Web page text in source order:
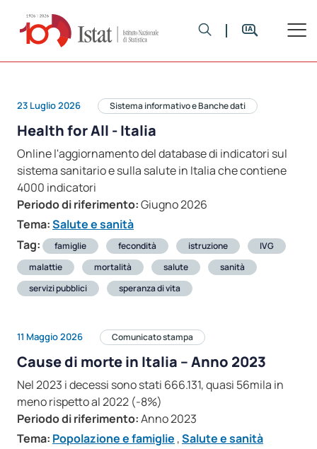
23 Luglio 2026 Sistema informativo e Banche dati
Health for All - Italia
Online l'aggiornamento del database di indicatori sul
sistema sanitario e sulla salute in Italia che contiene
4000 indicatori
Periodo di riferimento:Giugno 2026
Tema:Salute e sanità
Tag:
famiglie fecondità istruzione
IVG
malattie
mortalità salute
sanità
servizi pubblici
speranza di vita
11 Maggio 2026 Comunicato stampa
Cause di morte in Italia – Anno 2023
Nel 2023 i decessi sono stati 666.131, quasi 56mila in
meno rispetto al 2022 (-8%)
Periodo di riferimento:Anno 2023
Tema: Popolazione e famiglie ,Salute e sanità